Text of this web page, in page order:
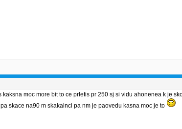
moc more bit to ce prletis pr 250 sj si vidu ahonenea k je
skace na90 m skakalnci pa nm je paovedu kasna moc je to